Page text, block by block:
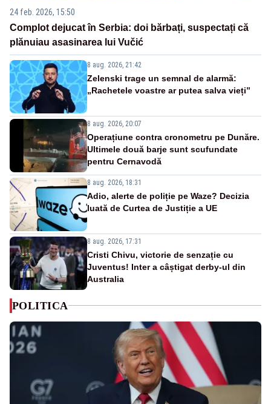
24 feb. 2026, 15:50
Complot dejucat în Serbia: doi bărbați, suspectați că
plănuiau asasinarea lui Vučić
8 aug. 2026, 21:42
Zelenski trage un semnal de alarmă:
„Rachetele voastre ar putea salva vieți”
8 aug. 2026, 20:07
Operațiune contra cronometru pe Dunăre.
Ultimele două barje sunt scufundate
pentru Cernavodă
8 aug. 2026, 18:31
Adio, alerte de poliție pe Waze? Decizia
luată de Curtea de Justiție a UE
8 aug. 2026, 17:31
Cristi Chivu, victorie de senzație cu
Juventus! Inter a câștigat derby-ul din
Australia
POLITICA